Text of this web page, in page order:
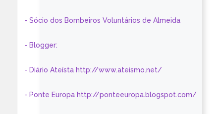
- Sócio dos Bombeiros Voluntários de Almeida
- Blogger:
- Diário Ateísta http://www.ateismo.net/
- Ponte Europa http://ponteeuropa.blogspot.com/